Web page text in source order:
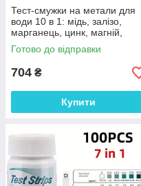
Тест-смужки на метали для
води 10 в 1: мідь, залізо,
марганець, цинк, магній,
кальцій, ртуть, хром, свинець,
кадмій 100 шт.
Готово до відправки
704 ₴
Купити